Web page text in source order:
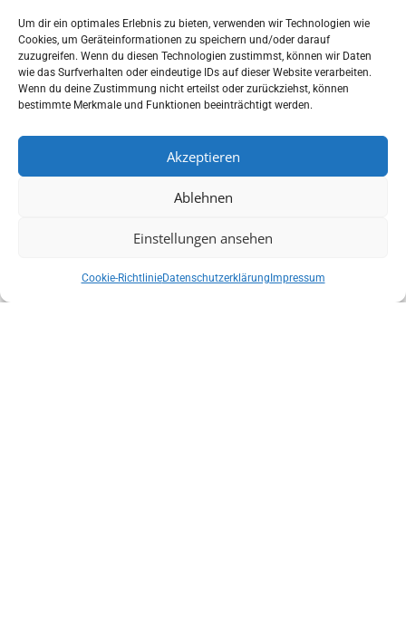
Um dir ein optimales Erlebnis zu bieten, verwenden wir Technologien wie
Cookies, um Geräteinformationen zu speichern und/oder darauf
zuzugreifen. Wenn du diesen Technologien zustimmst, können wir Daten
wie das Surfverhalten oder eindeutige IDs auf dieser Website verarbeiten.
Wenn du deine Zustimmung nicht erteilst oder zurückziehst, können
bestimmte Merkmale und Funktionen beeinträchtigt werden.
Akzeptieren
Ablehnen
Einstellungen ansehen
Cookie-RichtlinieDatenschutzerklärung Impressum
4500 nm.
Anwendungen der Laser in der Praxis
Typische Einsatzgebiete derextrem schmalbandigen Laser
Raman-Spektroskopie mit höchster Auflösung
Herstellung holografischer Gitterstrukturen
Laser-Lithografie für Halbleiterstrukturen